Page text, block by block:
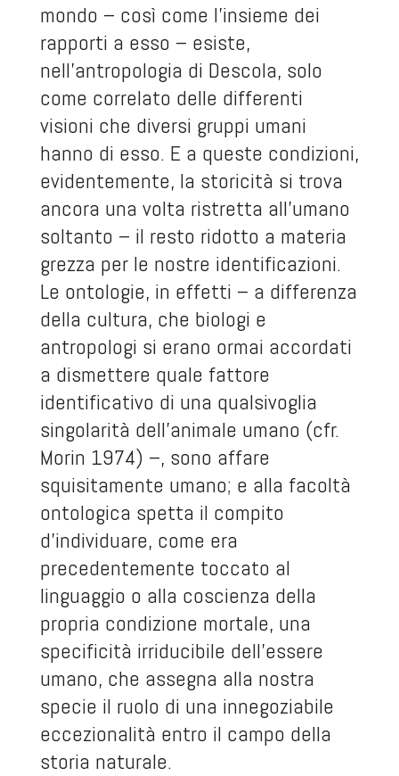
mondo – così come l’insieme dei
rapporti a esso – esiste,
nell’antropologia di Descola, solo
come correlato delle differenti
visioni che diversi gruppi umani
hanno di esso. E a queste condizioni,
evidentemente, la storicità si trova
ancora una volta ristretta all’umano
soltanto – il resto ridotto a materia
grezza per le nostre identificazioni.
Le ontologie, in effetti – a differenza
della cultura, che biologi e
antropologi si erano ormai accordati
a dismettere quale fattore
identificativo di una qualsivoglia
singolarità dell’animale umano (cfr.
Morin 1974) –, sono affare
squisitamente umano; e alla facoltà
ontologica spetta il compito
d’individuare, come era
precedentemente toccato al
linguaggio o alla coscienza della
propria condizione mortale, una
specificità irriducibile dell’essere
umano, che assegna alla nostra
specie il ruolo di una innegoziabile
eccezionalità entro il campo della
storia naturale.